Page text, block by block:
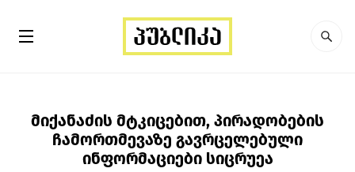
მიქანაძის მტკიცებით, პირადობების
ჩამორთმევაზე გავრცელებული
ინფორმაციები სიცრუეა